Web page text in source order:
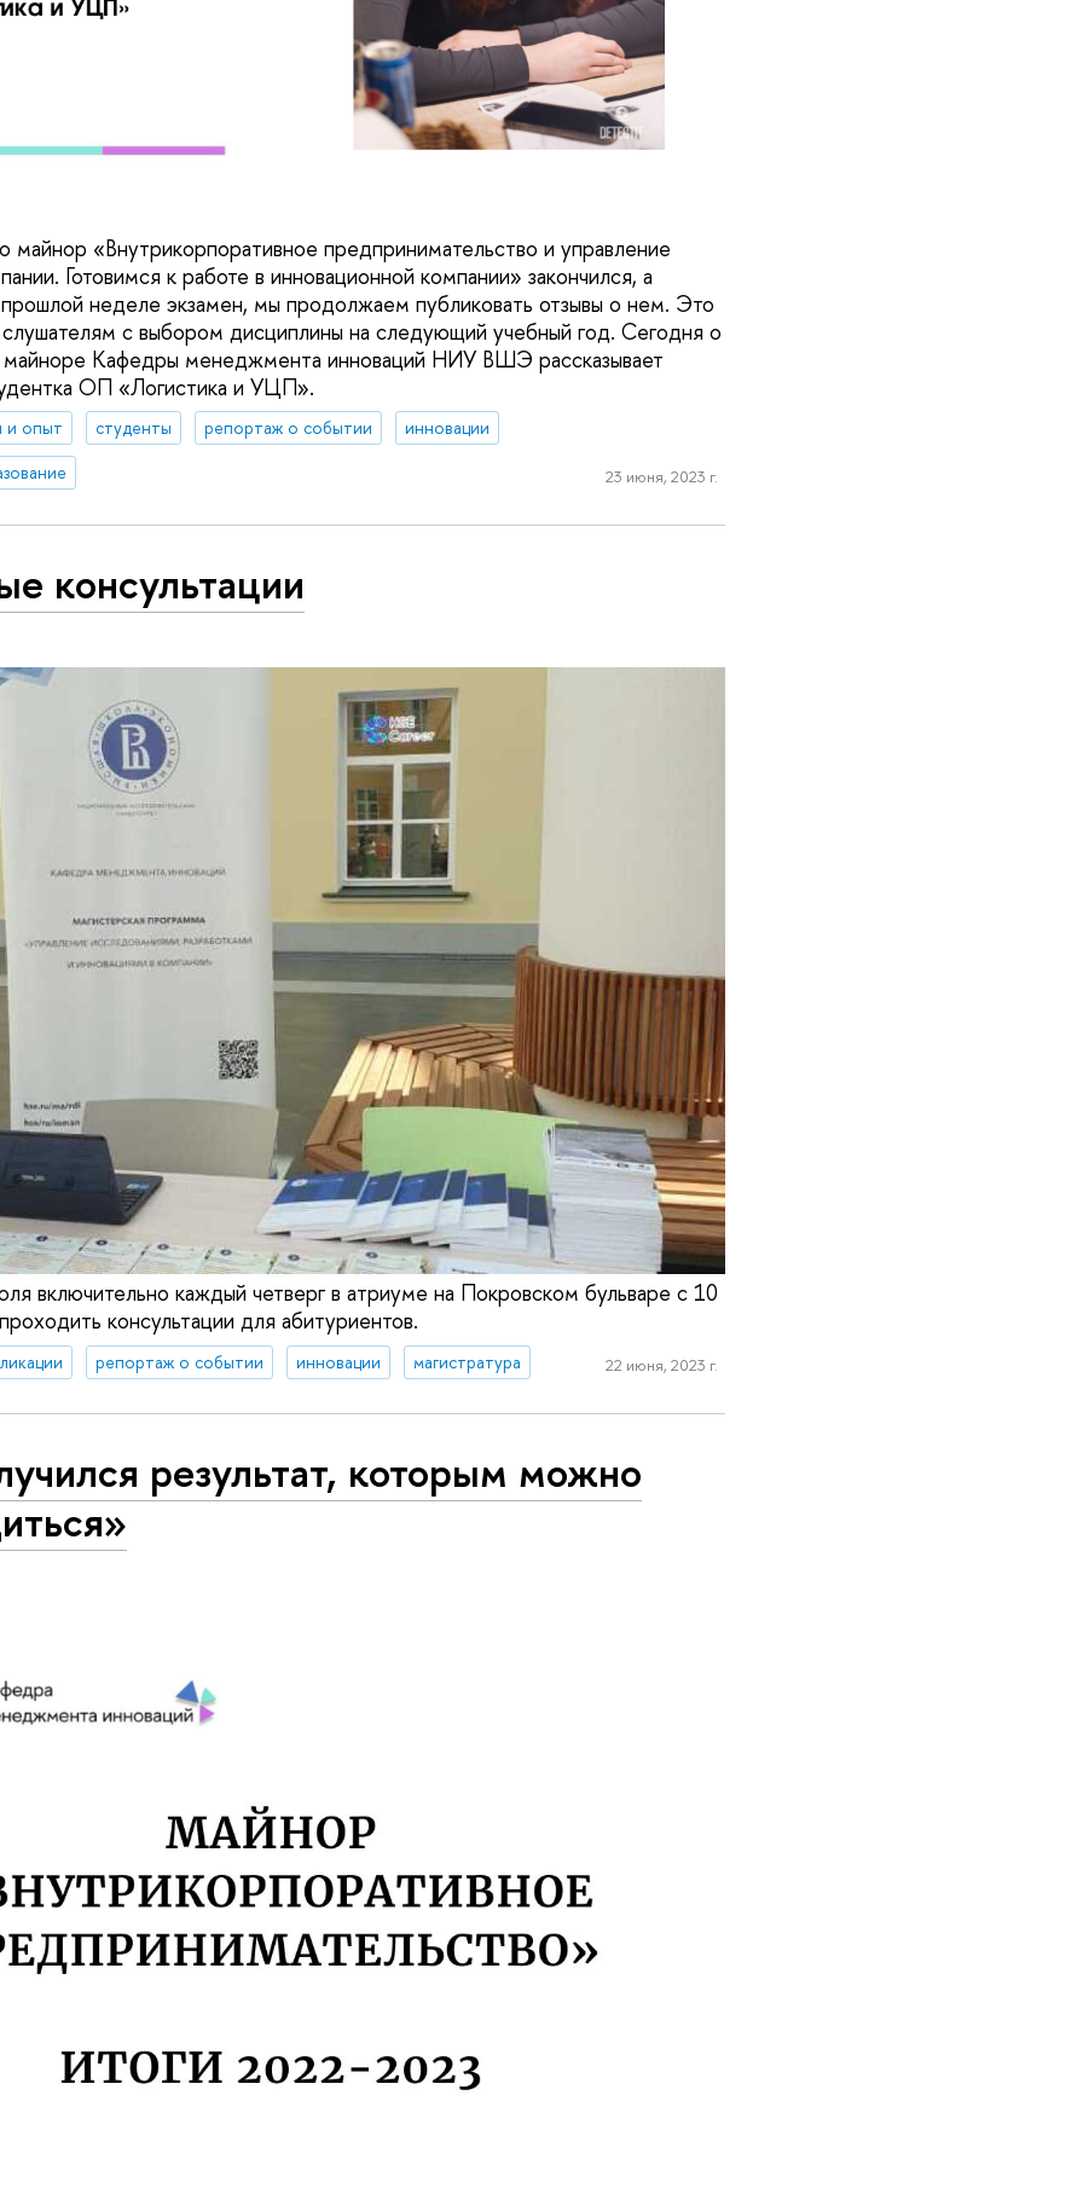
майнор «Внутрикорпоративное предпринимательство и управление
Готовимся к работе в инновационной компании» закончился, а
неделе экзамен, мы продолжаем публиковать отзывы о нем. Это
с выбором дисциплины на следующий учебный год. Сегодня о
майноре Кафедры менеджмента инноваций НИУ ВШЭ рассказывает
ОП «Логистика и УЦП».
и опыт студенты репортаж о событии
инновации
23 июня, 2023 г.
консультации
включительно каждый четверг в атриуме на Покровском бульваре с 10
консультации для абитуриентов.
репортаж о событии инновации магистратура 22 июня, 2023 г.
результат, которым можно